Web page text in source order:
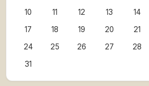
10
11 12 13 14
17
18 19 20 21
24
25 26 27 28
31